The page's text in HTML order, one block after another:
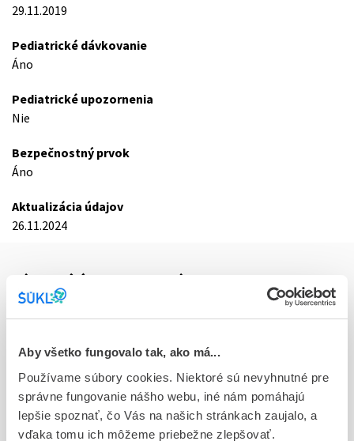
Aby všetko fungovalo tak, ako má...
Používame súbory cookies. Niektoré sú nevyhnutné pre
správne fungovanie nášho webu, iné nám pomáhajú
lepšie spoznať, čo Vás na našich stránkach zaujalo, a
vďaka tomu ich môžeme priebežne zlepšovať.
29.11.2019
Pediatrické dávkovanie
Áno
Pediatrické upozornenia
Nie
Bezpečnostný prvok
Áno
Aktualizácia údajov
26.11.2024
Základné údaje o registrácii
Registračné číslo
59/0344/19-S
Doplnok
cps dur 21x10 mg (blis.Al/PVC/Aclar/PVC)